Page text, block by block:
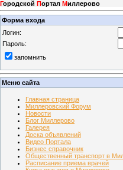
Городской Портал Миллерово
Форма входа
Логин:
Пароль:
запомнить
Меню сайта
Главная страница
Миллеровский Форум
Новости
Блог Миллерово
Галерея
Доска объявлений
Видео Портала
Бизнес справочник
Общественный транспорт в
Расписание приема врачей